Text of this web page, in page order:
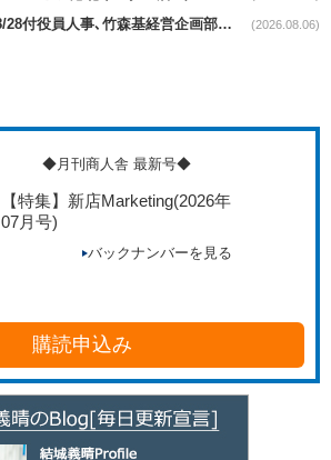
コスモス薬品news｜8/28付役員人事､竹森基経営企画部長が取締役昇格 (2026.08.06)
◆月刊商人舎 最新号◆
【特集】新店Marketing(2026年
07月号)
バックナンバーを見る
購読申込み